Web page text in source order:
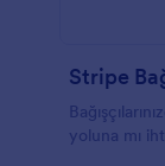
Stripe
yoluna mı